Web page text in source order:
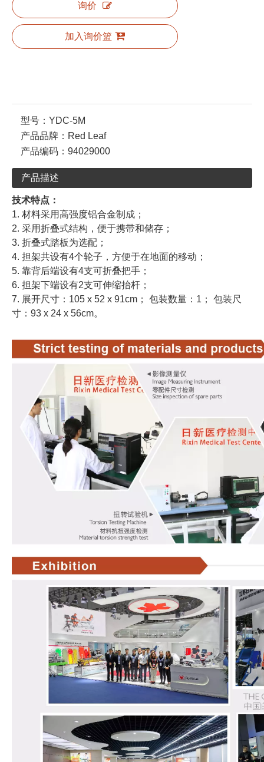
询价
加入询价篮
型号： YDC-5M
产品品牌： Red Leaf
产品编码： 94029000
产品描述
技术特点：
1. 材料采用高强度铝合金制成；
2. 采用折叠式结构，便于携带和储存；
3. 折叠式踏板为选配；
4. 担架共设有4个轮子，方便于在地面的移动；
5. 靠背后端设有4支可折叠把手；
6. 担架下端设有2支可伸缩抬杆；
7. 展开尺寸：105 x 52 x 91cm； 包装数量：1； 包装尺
寸：93 x 24 x 56cm。